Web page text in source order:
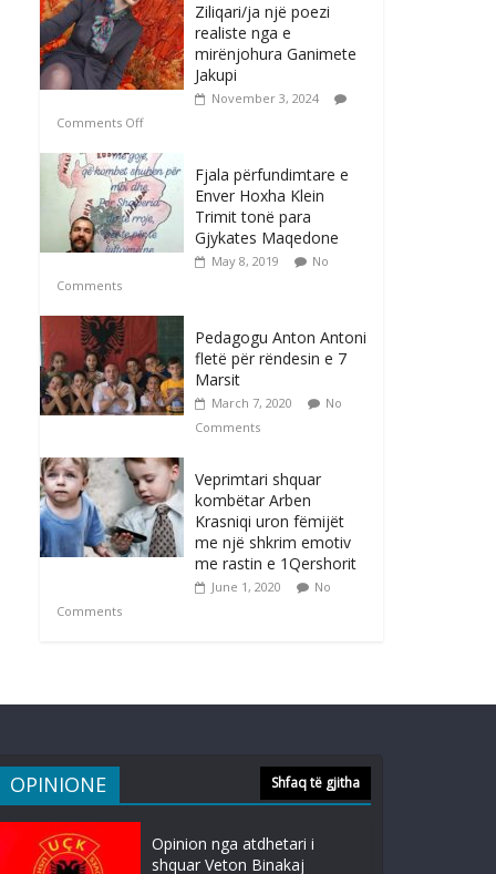
Ziliqari/ja një poezi
realiste nga e
mirënjohura Ganimete
Jakupi
November 3, 2024
Comments Off
Fjala përfundimtare e
Enver Hoxha Klein
Trimit tonë para
Gjykates Maqedone
May 8, 2019
No
Comments
Pedagogu Anton Antoni
fletë për rëndesin e 7
Marsit
March 7, 2020
No
Comments
Veprimtari shquar
kombëtar Arben
Krasniqi uron fëmijët
me një shkrim emotiv
me rastin e 1Qershorit
June 1, 2020
No
Comments
OPINIONE Shfaq të gjitha
Opinion nga atdhetari i
shquar Veton Binakaj